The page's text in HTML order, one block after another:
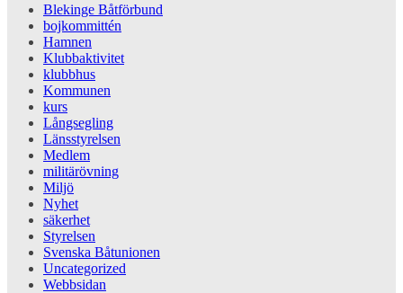
Blekinge Båtförbund
bojkommittén
Hamnen
Klubbaktivitet
klubbhus
Kommunen
kurs
Långsegling
Länsstyrelsen
Medlem
militärövning
Miljö
Nyhet
säkerhet
Styrelsen
Svenska Båtunionen
Uncategorized
Webbsidan